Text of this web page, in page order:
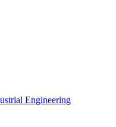
Engineering